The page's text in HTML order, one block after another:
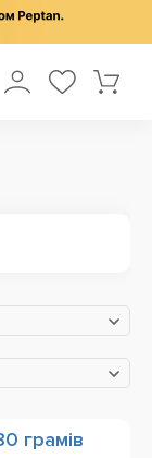
грамів